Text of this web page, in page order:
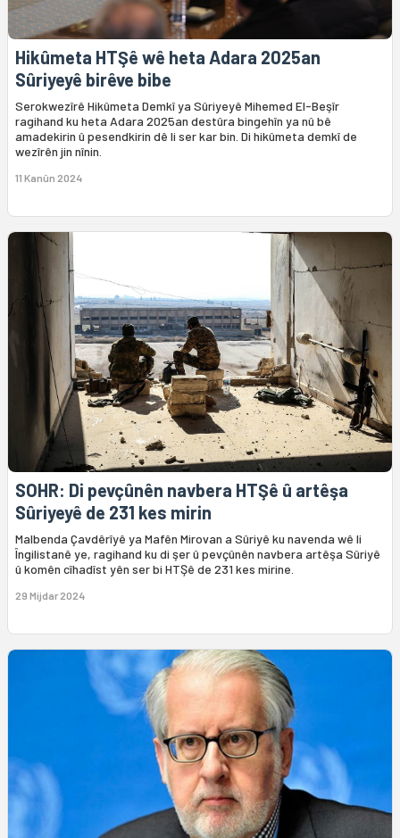
Hikûmeta HTŞê wê heta Adara 2025an
Sûriyeyê birêve bibe
Serokwezîrê Hikûmeta Demkî ya Sûriyeyê Mihemed El-Beşîr
ragihand ku heta Adara 2025an destûra bingehîn ya nû bê
amadekirin û pesendkirin dê li ser kar bin. Di hikûmeta demkî de
wezîrên jin nînin.
11 Kanûn 2024
SOHR: Di pevçûnên navbera HTŞê û artêşa
Sûriyeyê de 231 kes mirin
Malbenda Çavdêrîyê ya Mafên Mirovan a Sûriyê ku navenda wê li
Îngilistanê ye, ragihand ku di şer û pevçûnên navbera artêşa Sûriyê
û komên cîhadîst yên ser bi HTŞê de 231 kes mirine.
29 Mijdar 2024